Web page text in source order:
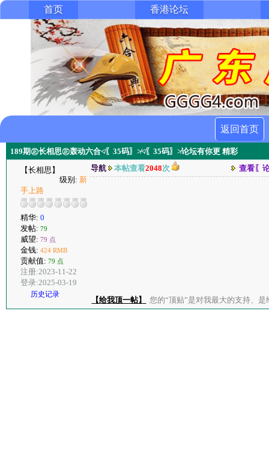
首页 香港论坛
返回首页
189期㊣长相思㊣轰动六合≮〖35码〗≯≮〖35码〗≯论坛有你更 精彩
【长相思】
级别: 新
手上路
精华: 0
发帖: 79
威望: 79 点
金钱: 424 RMB
贡献值: 79 点
注册:2023-11-22
登录:2025-03-19
历史记录
导航 本帖查看2048次 查看〖
【给我顶一帖】 您的“顶贴”是对我最大的支持、